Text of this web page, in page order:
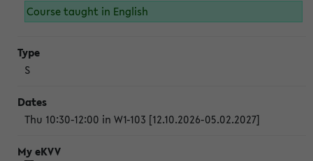
Course taught in English
S
Thu 10:30-12:00 in W1-103 [12.10.2026-05.02.2027]